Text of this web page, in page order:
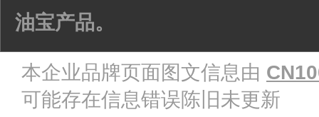
油宝产品。
本企业品牌页面图文信息由
可能存在信息错误陈旧未更新